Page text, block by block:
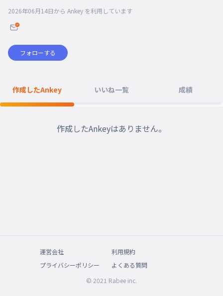
2026年06月14日から Ankey を利用しています
フォローする
作成したAnkey いいね一覧 成績
作成したAnkeyはありません。
運営会社
利用規約
プライバシーポリシー
よくある質問
© 2021 Rabee inc.